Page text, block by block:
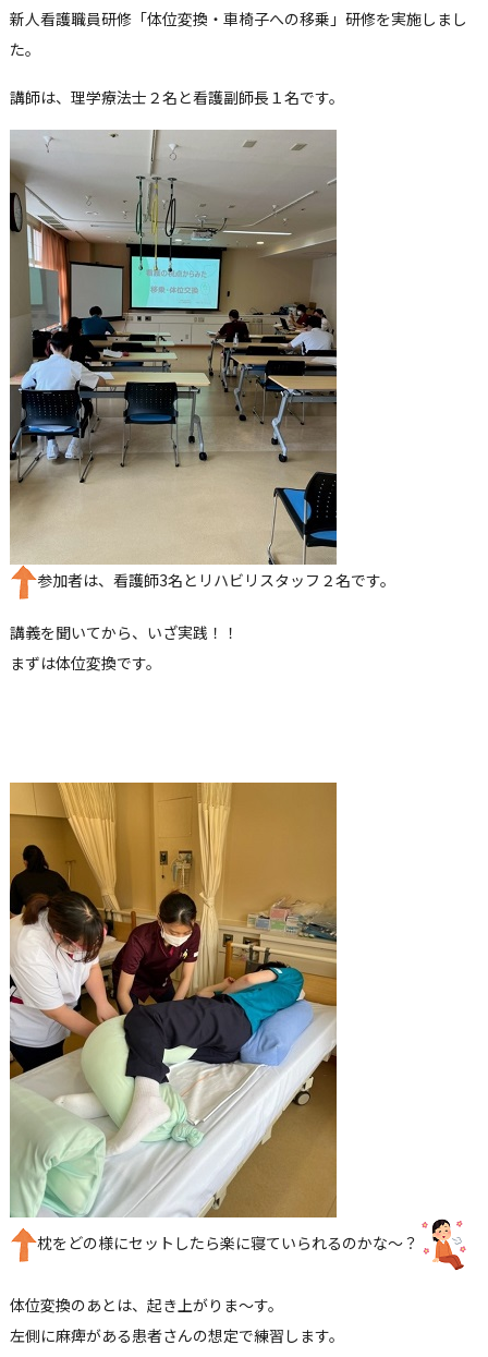
新人看護職員研修「体位変換・車椅子への移乗」研修を実施しまし
た。
講師は、理学療法士２名と看護副師長１名です。
参加者は、看護師3名とリハビリスタッフ２名です。
講義を聞いてから、いざ実践！！
まずは体位変換です。
枕をどの様にセットしたら楽に寝ていられるのかな～？
体位変換のあとは、起き上がりま～す。
左側に麻痺がある患者さんの想定で練習します。